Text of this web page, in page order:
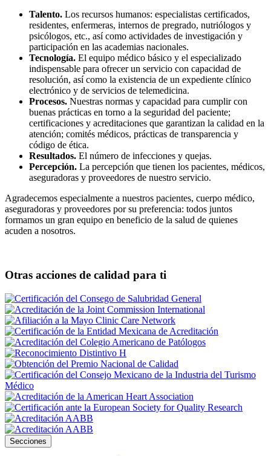
Talento. Los recursos humanos: especialistas certificados,
residentes, enfermeras, internos de pregrado, nutriólogos y
psicólogos, etc., así como actividades de investigación y
participación en las academias nacionales.
Tecnología. El equipo médico básico y el especializado
indispensable para ofrecer un servicio con capacidad de
resolución, así como la existencia de un expediente clínico
electrónico y de servicios de telemedicina.
Procesos. Nuestras normas y capacidad para cumplir con
buenas prácticas en torno a la seguridad del paciente;
certificaciones y acreditaciones que garantizan la calidad en la
atención; comités médicos, prácticas de transparencia y
código de ética.
Resultados. El número de infecciones y quejas.
Percepción. La percepción que tienen los pacientes, médicos,
aseguradoras y proveedores de nuestro servicio.
Agradecemos especialmente a nuestros pacientes, cuerpo médico,
aseguradoras y proveedores por su preferencia: todos juntos
formamos un gran equipo en beneficio de la salud de quienes
acuden a nosotros.
Otras acciones de calidad para ti
Secciones